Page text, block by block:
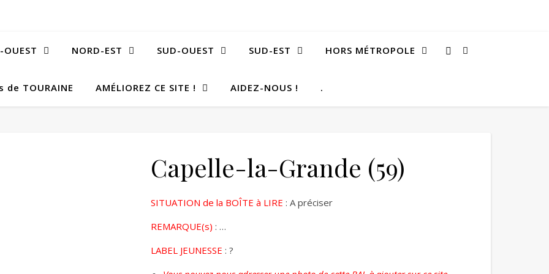
OUEST NORD-EST SUD-OUEST SUD-EST HORS MÉTROPOLE
de TOURAINE AMÉLIOREZ CE SITE ! AIDEZ-NOUS ! .
Capelle-la-Grande (59)
SITUATION de la BOÎTE à LIRE : A préciser
REMARQUE(s) : …
LABEL JEUNESSE : ?